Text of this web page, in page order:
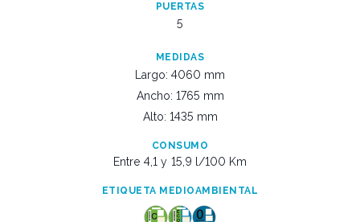
PUERTAS
5
MEDIDAS
Largo: 4060 mm
Ancho: 1765 mm
Alto: 1435 mm
CONSUMO
Entre 4,1 y 15,9 l/100 Km
ETIQUETA MEDIOAMBIENTAL